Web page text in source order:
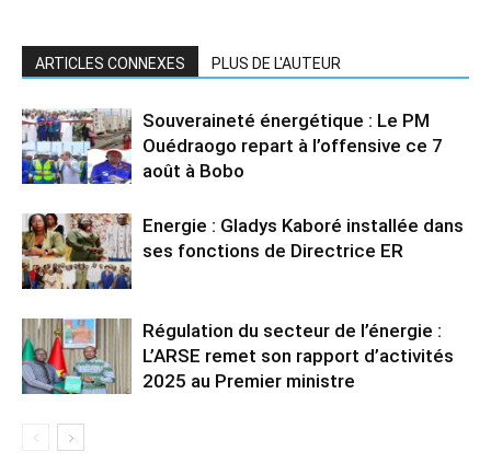
ARTICLES CONNEXES PLUS DE L'AUTEUR
Souveraineté énergétique : Le PM
Ouédraogo repart à l’offensive ce 7
août à Bobo
Energie : Gladys Kaboré installée dans
ses fonctions de Directrice ER
Régulation du secteur de l’énergie :
L’ARSE remet son rapport d’activités
2025 au Premier ministre